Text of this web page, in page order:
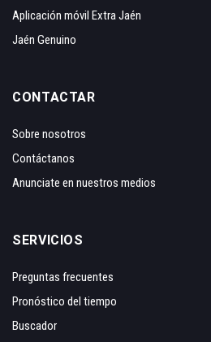
Aplicación móvil Extra Jaén
Jaén Genuino
CONTACTAR
Sobre nosotros
Contáctanos
Anunciate en nuestros medios
SERVICIOS
Preguntas frecuentes
Pronóstico del tiempo
Buscador